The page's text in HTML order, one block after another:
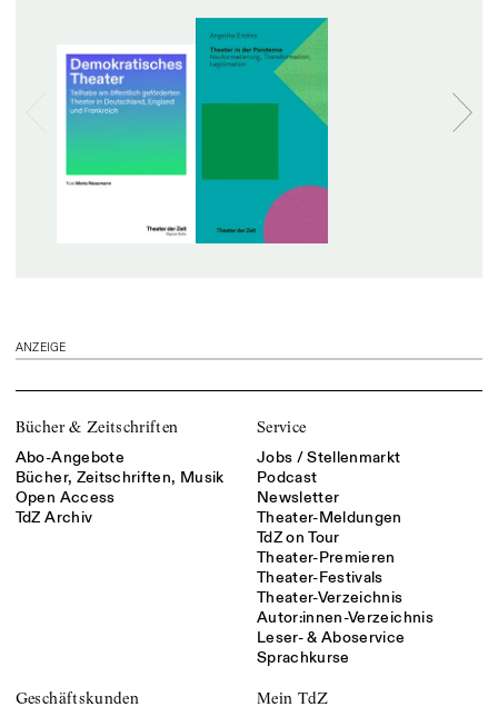
ANZEIGE
Bücher & Zeitschriften
Abo-Angebote
Bücher, Zeitschriften, Musik
Open Access
TdZ Archiv
Service
Jobs / Stellenmarkt
Podcast
Newsletter
Theater-Meldungen
TdZ on Tour
Theater-Premieren
Theater-Festivals
Theater-Verzeichnis
Autor:innen-Verzeichnis
Leser- & Aboservice
Sprachkurse
Geschäftskunden Mein TdZ